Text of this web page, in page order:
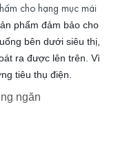
cho hạng mục mái
phẩm đảm bảo cho
bên dưới siêu thị,
ra được lên trên. Vì
tiêu thụ điện.
ngăn